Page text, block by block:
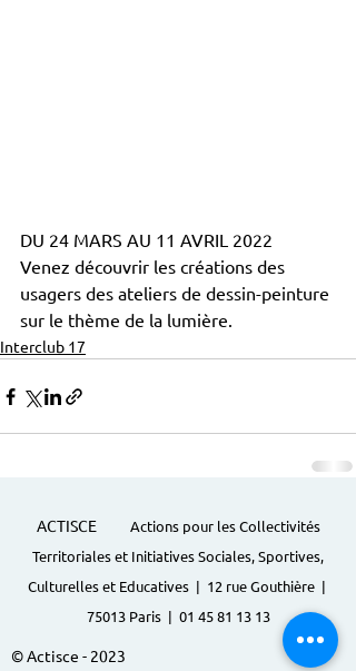
DU 24 MARS AU 11 AVRIL 2022
Venez découvrir les créations des
usagers des ateliers de dessin-peinture
sur le thème de la lumière.
Interclub 17
ACTISCE
Actions pour les Collectivités
Territoriales et Initiatives Sociales, Sportives,
Culturelles et Educatives | 12 rue Gouthière |
75013 Paris | 01 45 81 13 13
© Actisce - 2023